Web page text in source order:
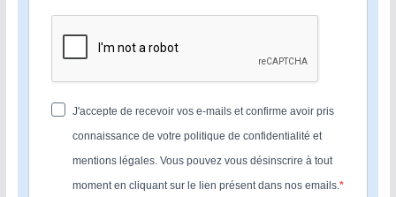
J'accepte de recevoir vos e-mails et confirme avoir pris
connaissance de votre politique de confidentialité et
mentions légales. Vous pouvez vous désinscrire à tout
moment en cliquant sur le lien présent dans nos emails.